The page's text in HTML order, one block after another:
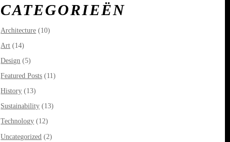
CATEGORIEËN
Architecture (10)
Art (14)
Design (5)
Featured Posts (11)
History (13)
Sustainability (13)
Technology (12)
Uncategorized (2)